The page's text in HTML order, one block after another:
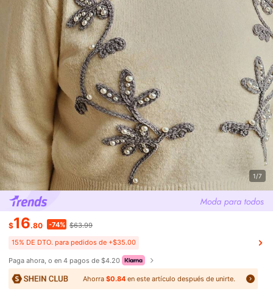
1/7
$16.80 -74% $63.99
15% DE DTO. para pedidos de +$35.00
Paga ahora, o en 4 pagos de $4.20
Ahorra $0.84en este artículo después de unirte.